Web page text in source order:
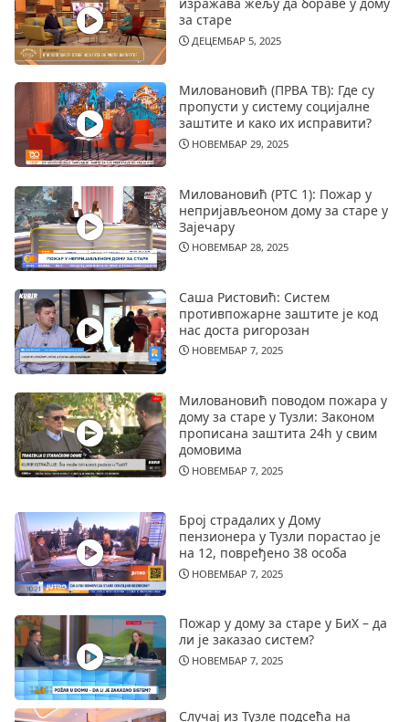
изражава жељу да бораве у дому
за старе
ДЕЦЕМБАР 5, 2025
Миловановић (ПРВА ТВ): Где су
пропусти у систему социјалне
заштите и како их исправити?
НОВЕМБАР 29, 2025
Миловановић (РТС 1): Пожар у
непријављеоном дому за старе у
Зајечару
НОВЕМБАР 28, 2025
Саша Ристовић: Систем
противпожарне заштите је код
нас доста ригорозан
НОВЕМБАР 7, 2025
Миловановић поводом пожара у
дому за старе у Тузли: Законом
прописана заштита 24h у свим
домовима
НОВЕМБАР 7, 2025
Број страдалих у Дому
пензионера у Тузли порастао је
на 12, повређено 38 особа
НОВЕМБАР 7, 2025
Пожар у дому за старе у БиХ – да
ли је заказао систем?
НОВЕМБАР 7, 2025
Случај из Тузле подсећа на